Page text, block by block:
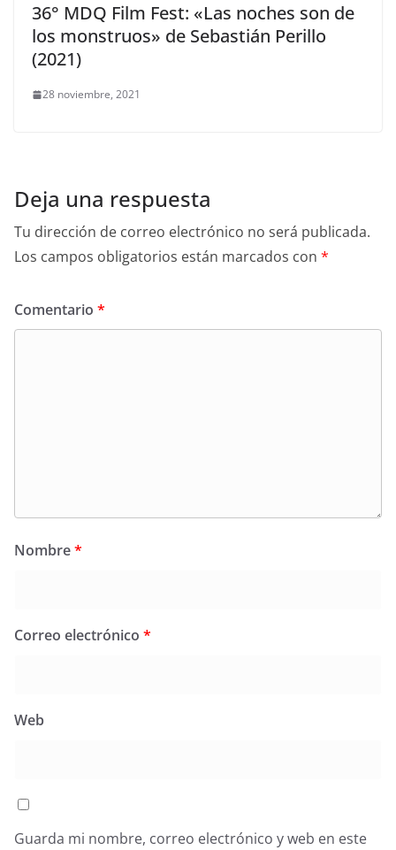
36° MDQ Film Fest: «Las noches son de
los monstruos» de Sebastián Perillo
(2021)
28 noviembre, 2021
Deja una respuesta
Tu dirección de correo electrónico no será publicada.
Los campos obligatorios están marcados con *
Comentario *
Nombre*
Correo electrónico *
Web
Guarda mi nombre, correo electrónico y web en este